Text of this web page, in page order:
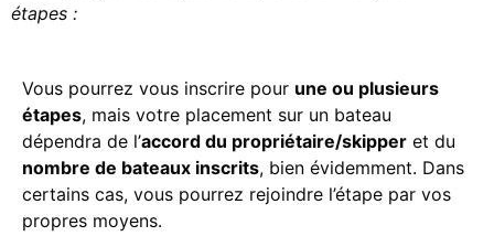
étapes :
Vous pourrez vous inscrire pour une ou plusieurs
étapes, mais votre placement sur un bateau
dépendra de l’accord du propriétaire/skipper et du
nombre de bateaux inscrits, bien évidemment. Dans
certains cas, vous pourrez rejoindre l’étape par vos
propres moyens.